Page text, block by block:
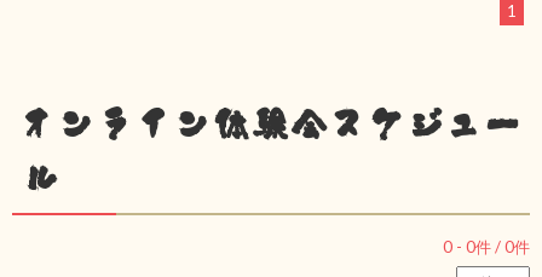
1
オンライン体験会スケジュー
ル
0 - 0件 /0件